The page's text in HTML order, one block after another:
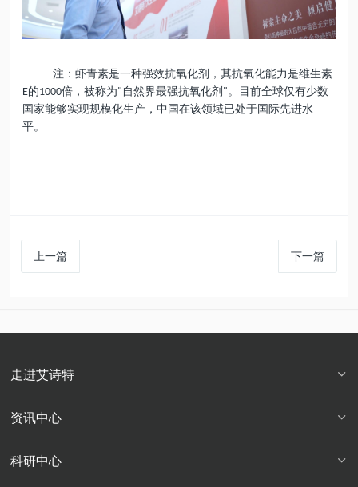
注：虾青素是一种强效抗氧化剂，其抗氧化能力是维生素
E的1000倍，被称为" 自然界最强抗氧化剂 "。目前全球仅有少数
国家能够实现规模化生产，中国在该领域已处于国际先进水
平。
上一篇 下一篇
走进艾诗特
资讯中心
科研中心